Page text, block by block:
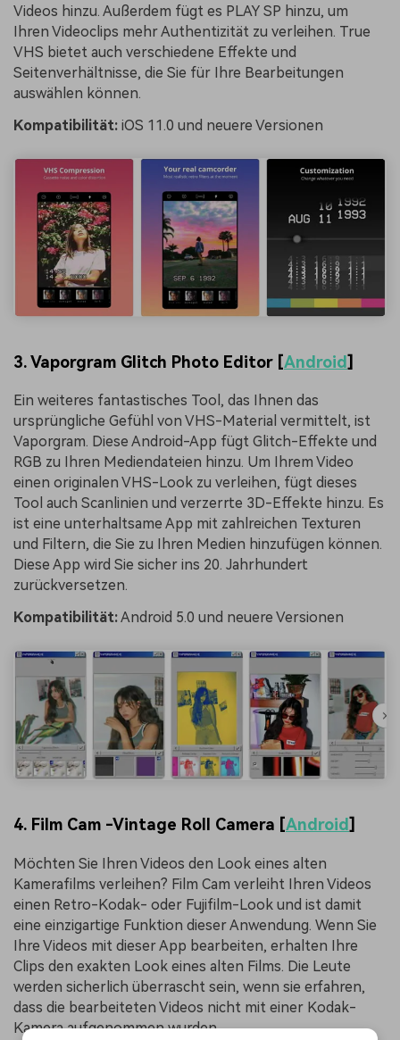
Videos hinzu. Außerdem fügt es PLAY SP hinzu, um
Ihren Videoclips mehr Authentizität zu verleihen. True
VHS bietet auch verschiedene Effekte und
Seitenverhältnisse, die Sie für Ihre Bearbeitungen
auswählen können.
Kompatibilität: iOS 11.0 und neuere Versionen
3. Vaporgram Glitch Photo Editor [Android]
Ein weiteres fantastisches Tool, das Ihnen das
ursprüngliche Gefühl von VHS-Material vermittelt, ist
Vaporgram. Diese Android-App fügt Glitch-Effekte und
RGB zu Ihren Mediendateien hinzu. Um Ihrem Video
einen originalen VHS-Look zu verleihen, fügt dieses
Tool auch Scanlinien und verzerrte 3D-Effekte hinzu. Es
ist eine unterhaltsame App mit zahlreichen Texturen
und Filtern, die Sie zu Ihren Medien hinzufügen können.
Diese App wird Sie sicher ins 20. Jahrhundert
zurückversetzen.
Kompatibilität:Android 5.0 und neuere Versionen
4. Film Cam -Vintage Roll Camera [Android]
Möchten Sie Ihren Videos den Look eines alten
Kamerafilms verleihen? Film Cam verleiht Ihren Videos
einen Retro-Kodak- oder Fujifilm-Look und ist damit
eine einzigartige Funktion dieser Anwendung. Wenn Sie
Ihre Videos mit dieser App bearbeiten, erhalten Ihre
Clips den exakten Look eines alten Films. Die Leute
werden sicherlich überrascht sein, wenn sie erfahren,
dass die bearbeiteten Videos nicht mit einer Kodak-
Kamera aufgenommen wurden.